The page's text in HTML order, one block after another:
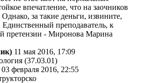
впечатление, что на заочников
за такие деньги, извините,
Единственный преподаватель, к
претензии - Миронова Марина
11 мая 2016, 17:09
(37.03.01)
03 февраля 2016, 22:55